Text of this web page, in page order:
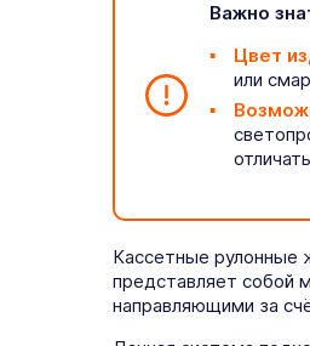
Важно
Цвет
или
Кассетные рулонные
представляет собой
направляющими за